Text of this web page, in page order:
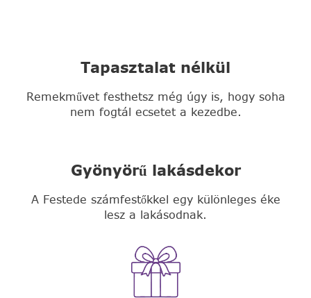
Tapasztalat nélkül
Remekművet festhetsz még úgy is, hogy soha
nem fogtál ecsetet a kezedbe.
Gyönyörű lakásdekor
A Festede számfestőkkel egy különleges éke
lesz a lakásodnak.